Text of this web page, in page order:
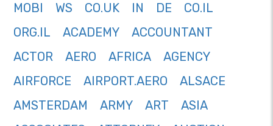
MOBI
WS CO.UK IN DE
CO.IL
ORG.IL
ACADEMY
ACCOUNTANT
ACTOR
AERO AFRICA
AGENCY
AIRFORCE
AIRPORT.AERO
ALSACE
AMSTERDAM
ARMY ART
ASIA